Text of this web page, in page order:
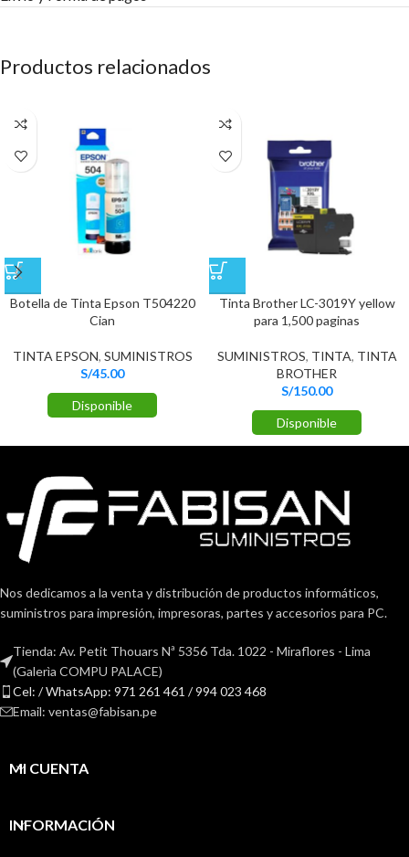
Productos relacionados
Botella de Tinta Epson T504220
Cian
TINTA EPSON, SUMINISTROS
S/45.00
Disponible
Tinta Brother LC-3019Y yellow
para 1,500 paginas
SUMINISTROS, TINTA, TINTA
BROTHER
S/150.00
Disponible
Nos dedicamos a la venta y distribución de productos informáticos,
suministros para impresión, impresoras, partes y accesorios para PC.
Tienda: Av. Petit Thouars Nª 5356 Tda. 1022 - Miraflores - Lima
(Galerìa COMPU PALACE)
Cel: / WhatsApp: 971 261 461 / 994 023 468
Email: ventas@fabisan.pe
MI CUENTA
INFORMACIÓN